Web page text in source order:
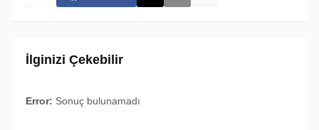
İlginizi Çekebilir
Error: Sonuç bulunamadı